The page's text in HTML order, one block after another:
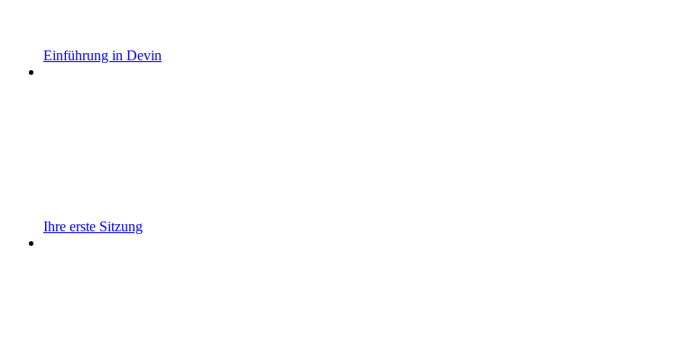
Einführung in Devin
Ihre erste Sitzung